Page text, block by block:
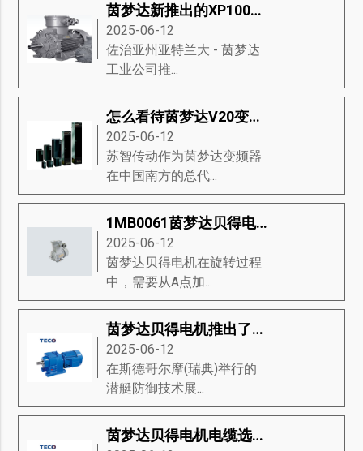
茵梦达新推出的XP100防爆电机
2025-06-12
​佐治亚州亚特兰大 - 茵梦达
工业公司推...
怎么看待茵梦达V20变频器的市场趋势
2025-06-12
苏智传动作为茵梦达变频器
在中国南方的总代...
1MB0061茵梦达贝得电机驱动器流程的讲解与说明
2025-06-12
茵梦达贝得电机在旋转过程
中，需要从A点加...
茵梦达贝得电机推出了永磁推进的新型模块，是未来潜艇动力关键技术
2025-06-12
在斯德哥尔摩(瑞典)举行的
潜艇防御技术展...
茵梦达贝得电机电缆选择的要求？茵梦达贝得电机推荐